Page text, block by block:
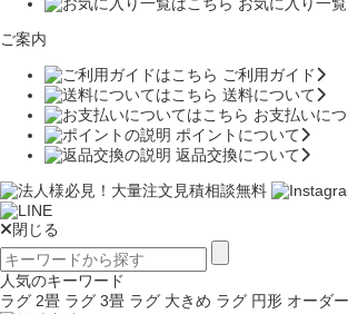
お気に入り一覧
ご案内
ご利用ガイド
送料について
お支払いに
ポイントについて
返品交換について
閉じる
人気のキーワード
ラグ 2畳 ラグ 3畳 ラグ 大きめ ラグ 円形 オーダ